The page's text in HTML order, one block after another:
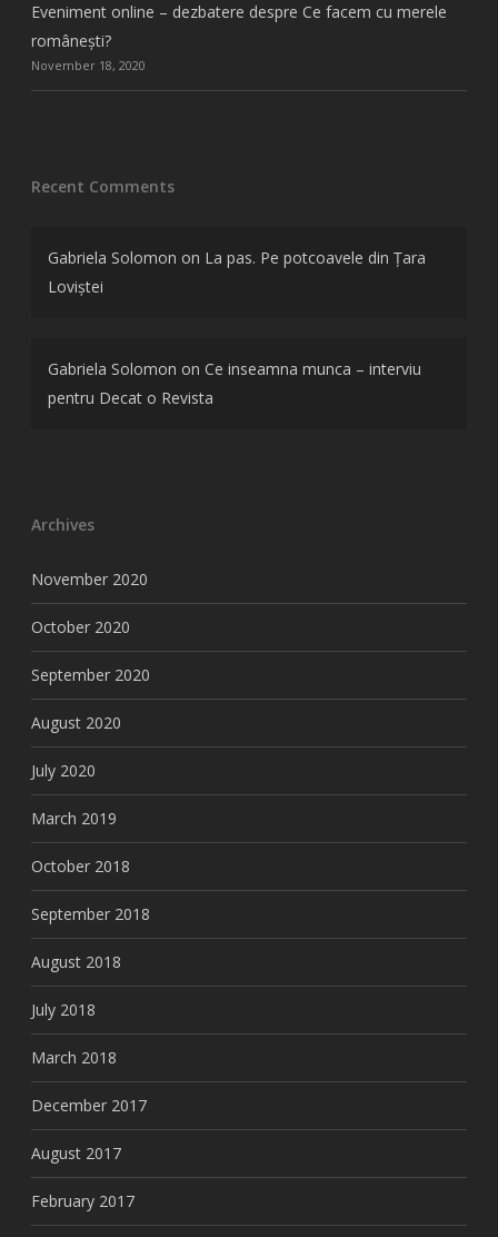
Eveniment online – dezbatere despre Ce facem cu merele
românești?
November 18, 2020
Recent Comments
Gabriela Solomon on La pas. Pe potcoavele din Țara
Loviștei
Gabriela Solomon on Ce inseamna munca – interviu
pentru Decat o Revista
Archives
November 2020
October 2020
September 2020
August 2020
July 2020
March 2019
October 2018
September 2018
August 2018
July 2018
March 2018
December 2017
August 2017
February 2017